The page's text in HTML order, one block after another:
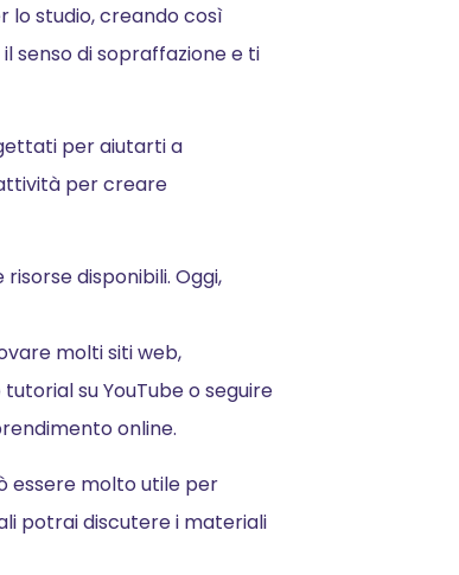
lo studio, creando così
senso di sopraffazione e ti
per aiutarti a
per creare
disponibili. Oggi,
molti siti web,
su YouTube o seguire
online.
essere molto utile per
potrai discutere i materiali